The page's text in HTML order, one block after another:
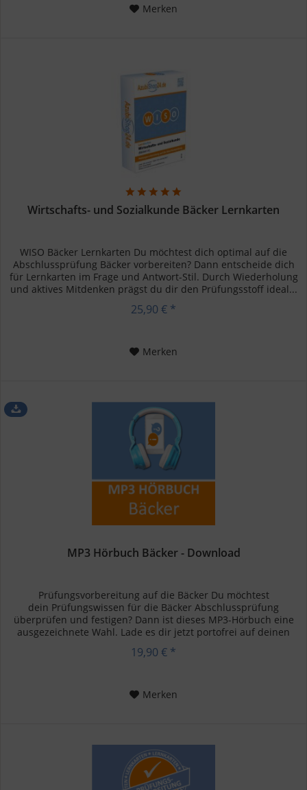
Merken
Wirtschafts- und Sozialkunde Bäcker Lernkarten
WISO Bäcker Lernkarten Du möchtest dich optimal auf die
Abschlussprüfung Bäcker vorbereiten? Dann entscheide dich
für Lernkarten im Frage und Antwort-Stil. Durch Wiederholung
und aktives Mitdenken prägst du dir den Prüfungsstoff ideal...
25,90 € *
Merken
MP3 Hörbuch Bäcker - Download
Prüfungsvorbereitung auf die Bäcker Du möchtest
dein Prüfungswissen für die Bäcker Abschlussprüfung
überprüfen und festigen? Dann ist dieses MP3-Hörbuch eine
ausgezeichnete Wahl. Lade es dir jetzt portofrei auf deinen
MP3-Player und höre...
19,90 € *
Merken